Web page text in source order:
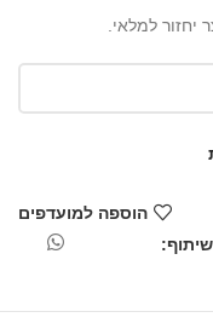
יחזור למלאי.
הוספה למועדפים
שיתוף: